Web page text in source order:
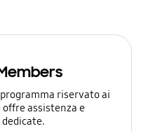
riservato ai
assistenza e